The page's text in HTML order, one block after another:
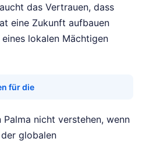
das Vertrauen, dass
eine Zukunft aufbauen
lokalen Mächtigen
für die
nicht verstehen, wenn
globalen